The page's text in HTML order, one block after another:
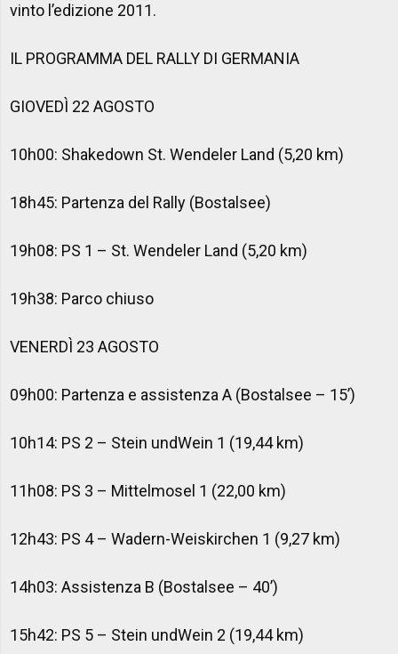
vinto l’edizione 2011.
IL PROGRAMMA DEL RALLY DI GERMANIA
GIOVEDÌ 22 AGOSTO
10h00: Shakedown St. Wendeler Land (5,20 km)
18h45: Partenza del Rally (Bostalsee)
19h08: PS 1 – St. Wendeler Land (5,20 km)
19h38: Parco chiuso
VENERDÌ 23 AGOSTO
09h00: Partenza e assistenza A (Bostalsee – 15’)
10h14: PS 2 – Stein undWein 1 (19,44 km)
11h08: PS 3 – Mittelmosel 1 (22,00 km)
12h43: PS 4 – Wadern-Weiskirchen 1 (9,27 km)
14h03: Assistenza B (Bostalsee – 40’)
15h42: PS 5 – Stein undWein 2 (19,44 km)